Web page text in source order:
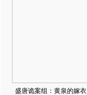
盛唐诡案组：黄泉的嫁衣